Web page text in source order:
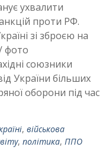
ухвалити
проти РФ.
зі зброєю на
фото
союзники
України більших
оборони під час
, військова
, політика, ППО